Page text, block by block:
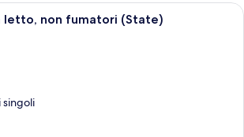
Una moderna camera d'hotel con
letto, non fumatori (State)
singoli